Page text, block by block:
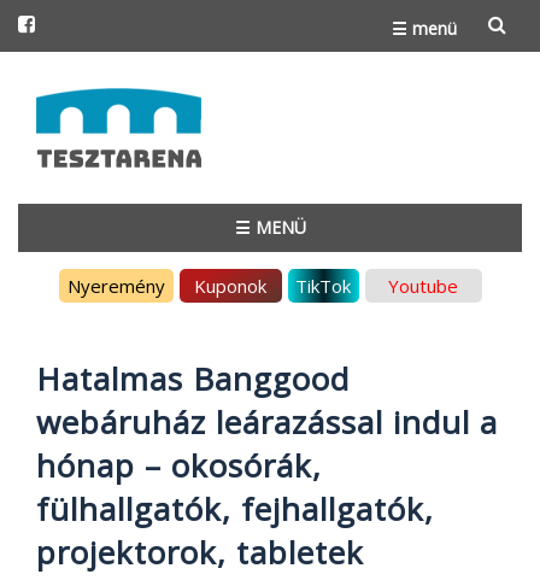
☰ menü
to
content
☰ MENÜ
Nyeremény Kuponok TikTok Youtube
Hatalmas Banggood
webáruház leárazással indul a
hónap – okosórák,
fülhallgatók, fejhallgatók,
projektorok, tabletek